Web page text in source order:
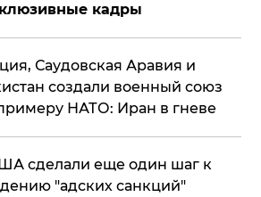
кадры
Саудовская Аравия и
создали военный союз
НАТО: Иран в гневе
сделали еще один шаг к
"адских санкций"